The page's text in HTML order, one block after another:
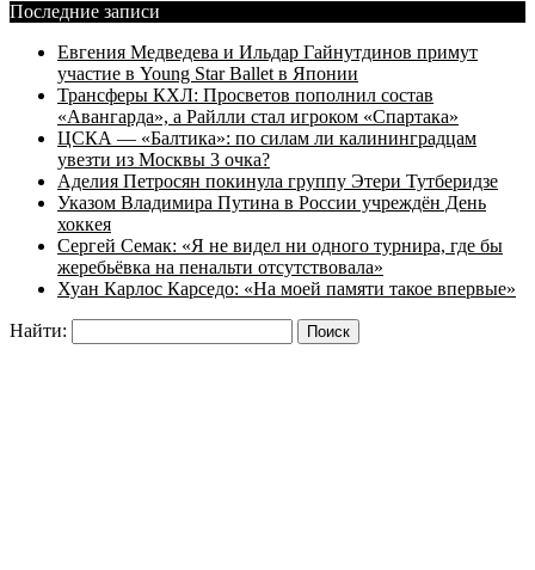
Последние записи
Евгения Медведева и Ильдар Гайнутдинов примут
участие в Young Star Ballet в Японии
Трансферы КХЛ: Просветов пополнил состав
«Авангарда», а Райлли стал игроком «Спартака»
ЦСКА — «Балтика»: по силам ли калининградцам
увезти из Москвы 3 очка?
Аделия Петросян покинула группу Этери Тутберидзе
Указом Владимира Путина в России учреждён День
хоккея
Сергей Семак: «Я не видел ни одного турнира, где бы
жеребьёвка на пенальти отсутствовала»
Хуан Карлос Карседо: «На моей памяти такое впервые»
Найти: